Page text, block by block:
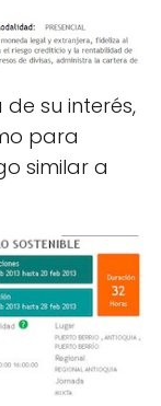
su interés,
para
similar a